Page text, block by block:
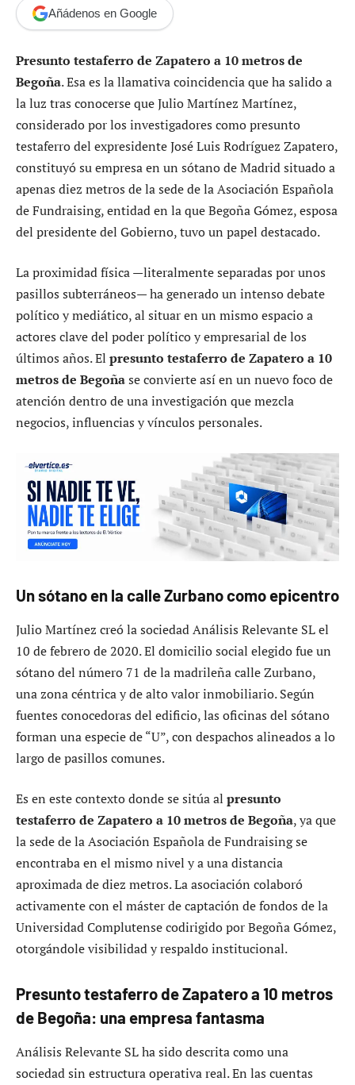
Añádenos en Google
Presunto testaferro de Zapatero a 10 metros de
Begoña. Esa es la llamativa coincidencia que ha salido a
la luz tras conocerse que Julio Martínez Martínez,
considerado por los investigadores como presunto
testaferro del expresidente José Luis Rodríguez Zapatero,
constituyó su empresa en un sótano de Madrid situado a
apenas diez metros de la sede de la Asociación Española
de Fundraising, entidad en la que Begoña Gómez, esposa
del presidente del Gobierno, tuvo un papel destacado.
La proximidad física —literalmente separadas por unos
pasillos subterráneos— ha generado un intenso debate
político y mediático, al situar en un mismo espacio a
actores clave del poder político y empresarial de los
últimos años. El presunto testaferro de Zapatero a 10
metros de Begoñase convierte así en un nuevo foco de
atención dentro de una investigación que mezcla
negocios, influencias y vínculos personales.
Un sótano en la calle Zurbano como epicentro
Julio Martínez creó la sociedad Análisis Relevante SL el
10 de febrero de 2020. El domicilio social elegido fue un
sótano del número 71 de la madrileña calle Zurbano,
una zona céntrica y de alto valor inmobiliario. Según
fuentes conocedoras del edificio, las oficinas del sótano
forman una especie de “U”, con despachos alineados a lo
largo de pasillos comunes.
Es en este contexto donde se sitúa al presunto
testaferro de Zapatero a 10 metros de Begoña, ya que
la sede de la Asociación Española de Fundraising se
encontraba en el mismo nivel y a una distancia
aproximada de diez metros. La asociación colaboró
activamente con el máster de captación de fondos de la
Universidad Complutense codirigido por Begoña Gómez,
otorgándole visibilidad y respaldo institucional.
Presunto testaferro de Zapatero a 10 metros
de Begoña: una empresa fantasma
Análisis Relevante SL ha sido descrita como una
sociedad sin estructura operativa real. En las cuentas